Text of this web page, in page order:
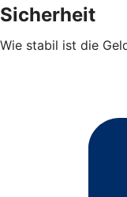
Sicherheit
Wie stabil ist die